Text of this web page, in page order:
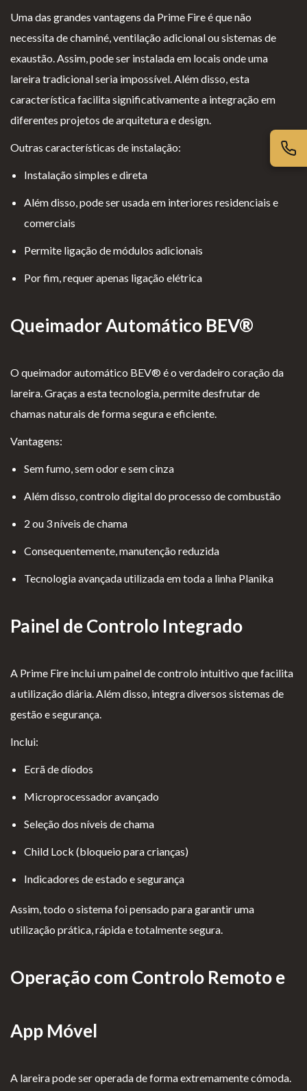
Uma das grandes vantagens da Prime Fire é que não
necessita de chaminé, ventilação adicional ou sistemas de
exaustão. Assim, pode ser instalada em locais onde uma
lareira tradicional seria impossível. Além disso, esta
característica facilita significativamente a integração em
diferentes projetos de arquitetura e design.
Outras características de instalação:
Instalação simples e direta
Além disso, pode ser usada em interiores residenciais e
comerciais
Permite ligação de módulos adicionais
Por fim, requer apenas ligação elétrica
Queimador Automático BEV®
O queimador automático BEV® é o verdadeiro coração da
lareira. Graças a esta tecnologia, permite desfrutar de
chamas naturais de forma segura e eficiente.
Vantagens:
Sem fumo, sem odor e sem cinza
Além disso, controlo digital do processo de combustão
2 ou 3 níveis de chama
Consequentemente, manutenção reduzida
Tecnologia avançada utilizada em toda a linha Planika
Painel de Controlo Integrado
A Prime Fire inclui um painel de controlo intuitivo que facilita
a utilização diária. Além disso, integra diversos sistemas de
gestão e segurança.
Inclui:
Ecrã de díodos
Microprocessador avançado
Seleção dos níveis de chama
Child Lock (bloqueio para crianças)
Indicadores de estado e segurança
Assim, todo o sistema foi pensado para garantir uma
utilização prática, rápida e totalmente segura.
Operação com Controlo Remoto e
App Móvel
A lareira pode ser operada de forma extremamente cómoda.